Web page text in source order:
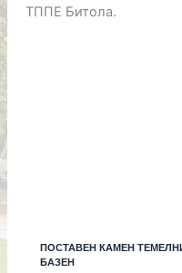
ТППЕ Битола.
ПОСТАВЕН КАМЕН
БАЗЕН